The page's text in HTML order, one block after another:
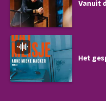
Vanuit
Het